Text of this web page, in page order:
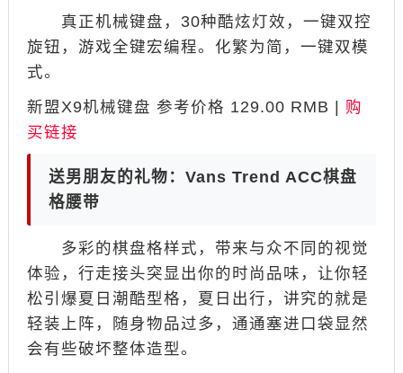
真正机械键盘，30种酷炫灯效，一键双控
旋钮，游戏全键宏编程。化繁为简，一键双模
式。
新盟X9机械键盘 参考价格 129.00 RMB | 购
买链接
送男朋友的礼物：Vans Trend ACC棋盘
格腰带
多彩的棋盘格样式，带来与众不同的视觉
体验，行走接头突显出你的时尚品味，让你轻
松引爆夏日潮酷型格，夏日出行，讲究的就是
轻装上阵，随身物品过多，通通塞进口袋显然
会有些破坏整体造型。